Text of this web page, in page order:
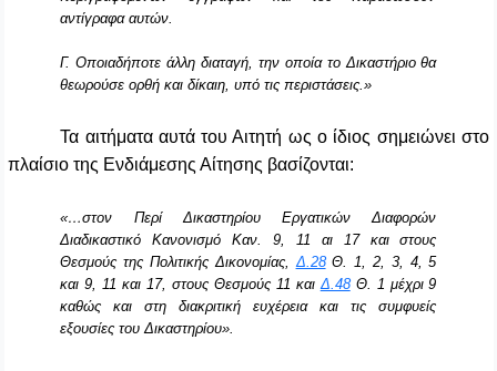
αντίγραφα αυτών.
Γ. Οποιαδήποτε άλλη διαταγή, την οποία το Δικαστήριο θα
θεωρούσε ορθή και δίκαιη, υπό τις περιστάσεις.»
Τα αιτήματα αυτά του Αιτητή ως ο ίδιος σημειώνει στο
πλαίσιο της Ενδιάμεσης Αίτησης βασίζονται:
«…στον Περί Δικαστηρίου Εργατικών Διαφορών
Διαδικαστικό Κανονισμό Καν. 9, 11 αι 17 και στους
Θεσμούς της Πολιτικής Δικονομίας,Δ.28Θ. 1, 2, 3, 4, 5
και 9, 11 και 17, στους Θεσμούς 11 καιΔ.48Θ. 1 μέχρι 9
καθώς και στη διακριτική ευχέρεια και τις συμφυείς
εξουσίες του Δικαστηρίου».